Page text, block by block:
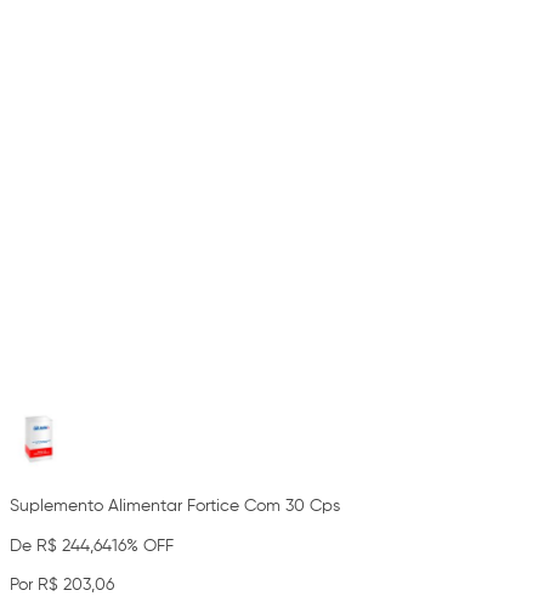
Suplemento Alimentar Fortice Com 30 Cps
De R$ 244,6416% OFF
Por R$ 203,06